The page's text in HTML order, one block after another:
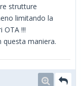
strutture
limitando la
OTA !!!
questa maniera.